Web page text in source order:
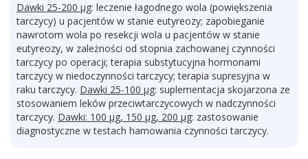
Dawki 25-200 µg: leczenie łagodnego wola (powiększenia
tarczycy) u pacjentów w stanie eutyreozy; zapobieganie
nawrotom wola po resekcji wola u pacjentów w stanie
eutyreozy, w zależności od stopnia zachowanej czynności
tarczycy po operacji; terapia substytucyjna hormonami
tarczycy w niedoczynności tarczycy; terapia supresyjna w
raku tarczycy. Dawki 25-100 µg: suplementacja skojarzona ze
stosowaniem leków przeciwtarczycowych w nadczynności
tarczycy. Dawki: 100 µg, 150 µg, 200 µg: zastosowanie
diagnostyczne w testach hamowania czynności tarczycy.